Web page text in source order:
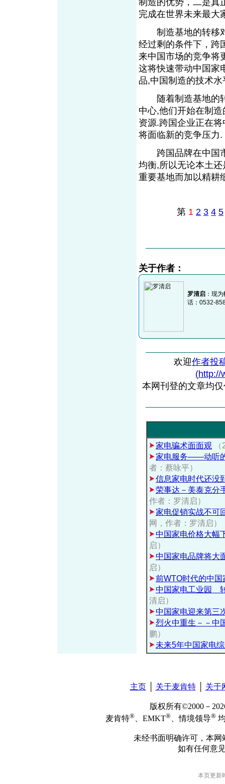
制造的优势，二是真
完成在世界未来最大
制造基地的转移对
经过剩的条件下，跨
来中国市场的竞争将
这将快速带动中国家
品,中国制造的技术
随着制造基地的转
中心,他们开始在制
资源.跨国企业正在
将面临新的竞争压
跨国品牌在中国市
均衡,所以无论本土
重要基地而加以精耕
第 1 2 3 4 5
关于作者：
罗清启 ：现
话：0532-
欢迎作者投
(http://
本网刊登的文章均
家电骗术面面观
家电服务——动听
者：蔡咏平）
信息家电时代还没
荣事达－美泰克分
作者：罗清启）
家电促销实战不可
网，作者：罗清启）
中国家电价格大幅
启）
中国家电品牌将大
启）
前WTO时代的中国
中国家电工业园
清启）
中国家电迎来第三
烈火中重生－－中
鹏）
未来5年中国家电
主页│ 关于麦肯特│ 关于
版权所有©2000－
麦肯特® 、EMKT® 、情境领导®
未经书面明确许可，本
如有任何意
本页更新